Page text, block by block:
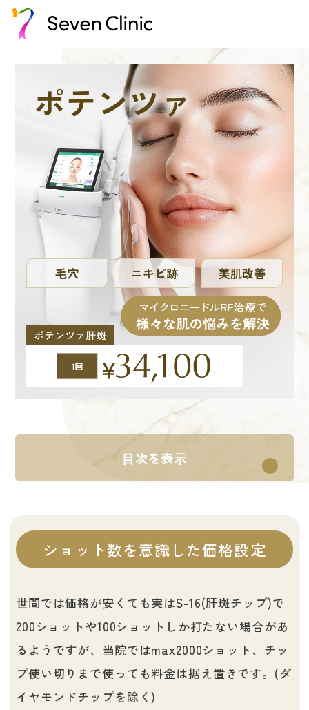
⽬次を表⽰
ショット数を意識した価格設定
世間では価格が安くても実はS-16(肝斑チップ)で
200ショットや100ショットしか打たない場合があ
るようですが、当院ではmax2000ショット、チッ
プ使い切りまで使っても料金は据え置きです。(ダ
イヤモンドチップを除く)